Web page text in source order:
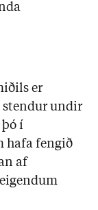
er
undir
í
hafa fengið
af